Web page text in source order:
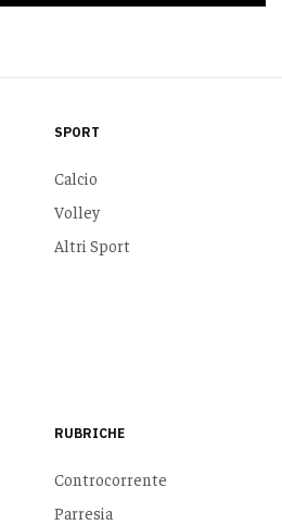
SPORT
Calcio
Volley
Altri Sport
RUBRICHE
Controcorrente
Parresia